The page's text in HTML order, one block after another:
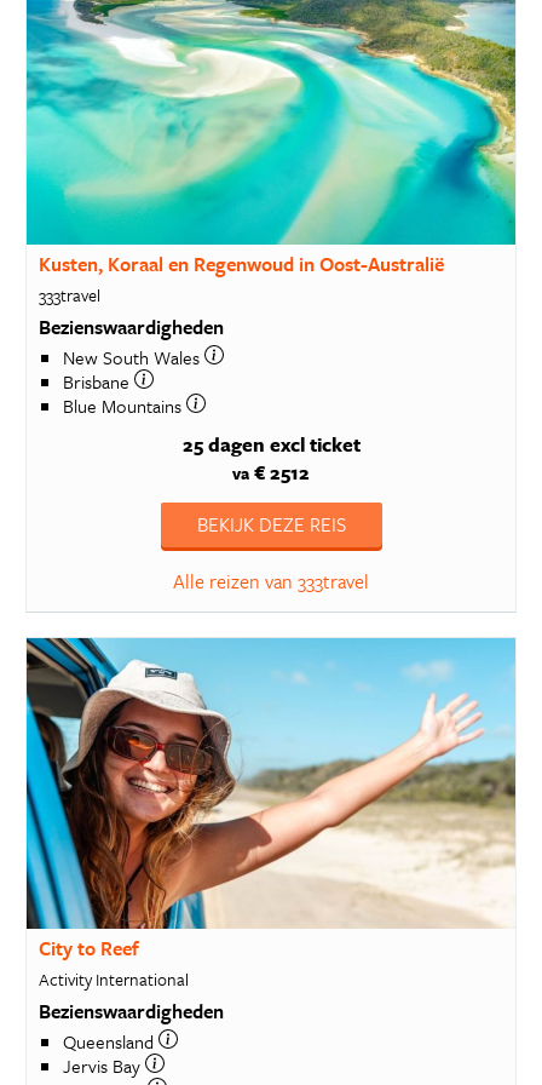
Kusten, Koraal en Regenwoud in Oost-Australië
333travel
Bezienswaardigheden
New South Wales
Brisbane
Blue Mountains
25 dagen excl ticket
va € 2512
BEKIJK DEZE REIS
Alle reizen van 333travel
City to Reef
Activity International
Bezienswaardigheden
Queensland
Jervis Bay